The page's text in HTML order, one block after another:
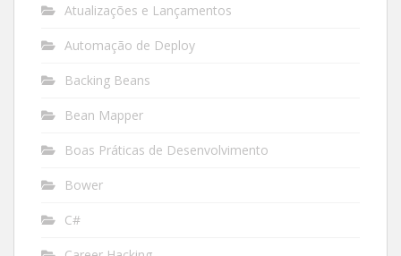
Atualizações e Lançamentos
Automação de Deploy
Backing Beans
Bean Mapper
Boas Práticas de Desenvolvimento
Bower
C#